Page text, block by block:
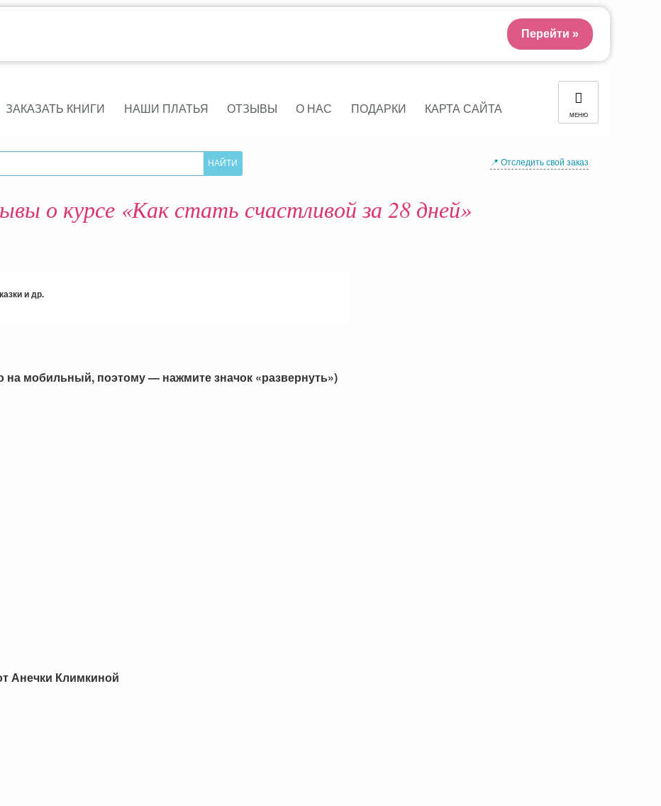
ЗАКАЗАТЬ КНИГИ НАШИ ПЛАТЬЯ ОТЗЫВЫ О НАС ПОДАРКИ КАРТА САЙТА МЕНЮ
📍 Отследить свой заказ
о курсе «Как стать счастливой за 28 дней»
и др.
на мобильный, поэтому — нажмите значок «развернуть»)
Анечки Климкиной
Перейти »